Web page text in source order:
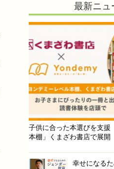
最新ニュ
子供に合った本選びを支援
本棚」くまざわ書店で展開
幸せになる